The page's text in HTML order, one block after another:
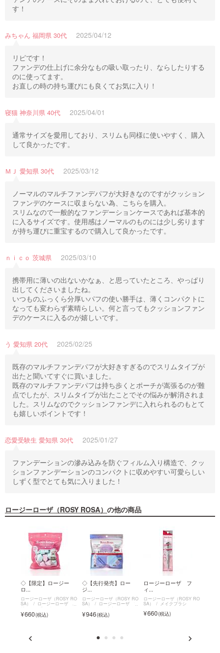
す！
みちゃん 福岡県 30代 2025/04/12
リピです！
ファンデの仕上げに余分なもの吸い取ったり、ならしたりする
のに使ってます。
お直しの時の持ち運びにも良くてお気に入り！
寝猫 神奈川県 40代 2025/04/01
通常サイズを愛用しており、スリムも同様に使いやすく、購入
して良かったです。
ＭＪ 愛知県 30代 2025/03/12
ノーマルのマルチファンデパフが大好きなのですがクッション
ファンデのケースに収まらない為、こちらを購入。
スリムなので一般的なファンデーションケースであれば基本的
に入るサイズです。使用感はノーマルのものには少し劣ります
が持ち運びに重宝するので購入して良かったです。
ｎｉｃｏ 茨城県 2025/03/10
携帯用に薄いの出ないかなぁ、と思っていたところ、やっぱり
出してくださいましたね。
いつものふっくら分厚いパフの使い勝手は、薄くコンパクトに
なっても変わらず素晴らしい。何と言ってもクッションファン
デのケースに入るのが嬉しいです。
う 愛知県 20代 2025/02/25
既存のマルチファンデパフが大好きすぎるのでスリムタイプが
出たと聞いてすぐに買いました。
既存のマルチファンデパフは持ち歩くとポーチが嵩張るのが難
点でしたが、スリムタイプが出たことでその悩みが解消されま
した。スリムなのでクッションファンデに入れられるのもとて
も嬉しいポイントです！
恋愛受験生 愛知県 30代 2025/01/27
ファンデーションの滲み込みを防ぐフィルム入り構造で、クッ
ションファンデーションのコンパクトに収めやすい可愛らしい
しずく型でとても気に入りました！
ロージーローザ（ROSY ROSA） の他の商品
◇【限定】ロージー
ロ...
ロージーローザ（ROSY RO
SA） ロージーローザ バ
リュースポンジ
660
◇【先行発売】ロー
ジ...
ロージーローザ（ROSY RO
SA） ロージーローザ マ
ルチファンデパフ
946
ロージーローザ フ
ィ...
ロージーローザ（ROSY RO
SA） メイクブラシ
660